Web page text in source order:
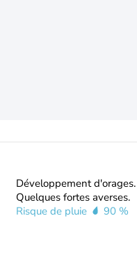
Développement d'orages.
Quelques fortes averses.
Risque de pluie
90 %